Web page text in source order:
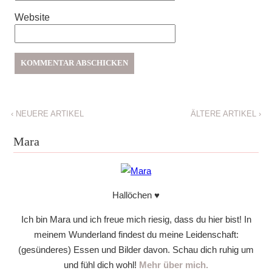
Website
‹NEUERE ARTIKEL ÄLTERE ARTIKEL ›
Mara
Hallöchen ♥
Ich bin Mara und ich freue mich riesig, dass du hier bist! In
meinem Wunderland findest du meine Leidenschaft:
(gesünderes) Essen und Bilder davon. Schau dich ruhig um
und fühl dich wohl! Mehr über mich.